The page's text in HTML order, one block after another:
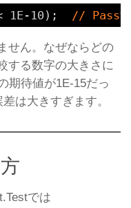
1E-10); // Passす
せん。なぜならどの
する数字の大きさに
期待値が1E-15だっ
は大きすぎます。
では